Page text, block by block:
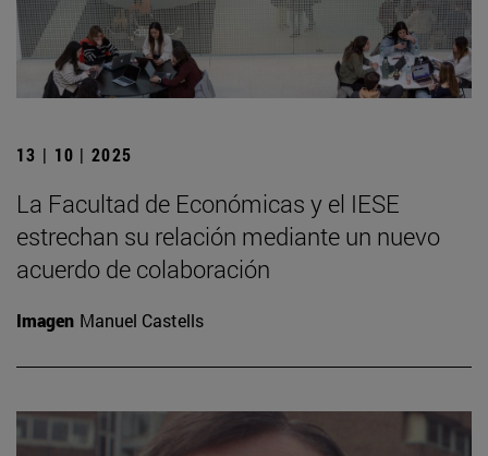
13 | 10 | 2025
La Facultad de Económicas y el IESE
estrechan su relación mediante un nuevo
acuerdo de colaboración
Imagen Manuel Castells